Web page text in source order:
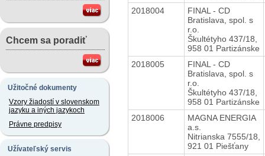
Chcem sa poradiť
Užitočné dokumenty
Vzory žiadostí v slovenskom
jazyku a iných jazykoch
Právne predpisy
Užívateľský servis
2018004
FINAL - CD
Bratislava, spol. s
r.o.
Škultétyho 437/18,
958 01 Partizánske
2018005
FINAL - CD
Bratislava, spol. s
r.o.
Škultétyho 437/18,
958 01 Partizánske
2018006
MAGNA ENERGIA
a.s.
Nitrianska 7555/18,
921 01 Piešťany